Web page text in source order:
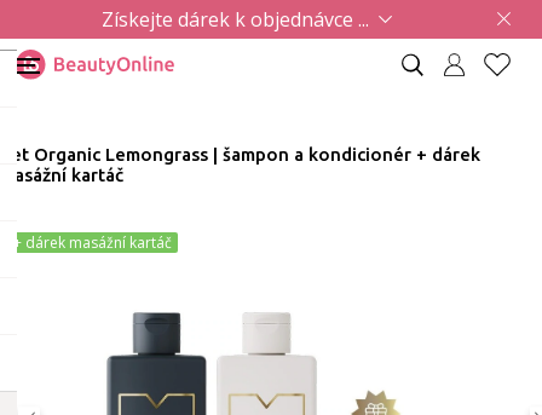
Získejte dárek k objednávce ...
Set Organic Lemongrass | šampon a kondicionér + dárek
masážní kartáč
+ dárek masážní kartáč